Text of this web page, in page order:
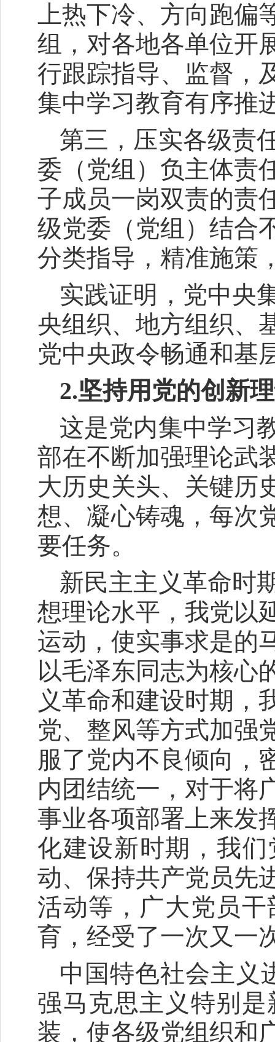
上热下冷、方向跑偏
组，对各地各单位开
行跟踪指导、监督，
集中学习教育有序推
第三，压实各级责
委（党组）负主体责
子成员一岗双责的责
级党委（党组）结合
分类指导，精准施策
实践证明，党中央
央组织、地方组织、
党中央政令畅通和基
2.坚持用党的创新
这是党内集中学习
部在不断加强理论武
大历史关头、关键历
想、凝心铸魂，每次
要任务。
新民主主义革命时
想理论水平，我党以
运动，使实事求是的
以毛泽东同志为核心
义革命和建设时期，
党、整风等方式加强
服了党内不良倾向，
内团结统一，对于将
事业各项部署上来发
化建设新时期，我
动、保持共产党员先
活动等，广大党员
育，经受了一次又一
中国特色社会主义
强马克思主义特别
装，使各级党组织和